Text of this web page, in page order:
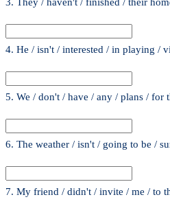
4. He / isn't / interested / in playing /
5. We / don't / have / any / plans / for
6. The weather / isn't / going to be /
7. My friend / didn't / invite / me / to